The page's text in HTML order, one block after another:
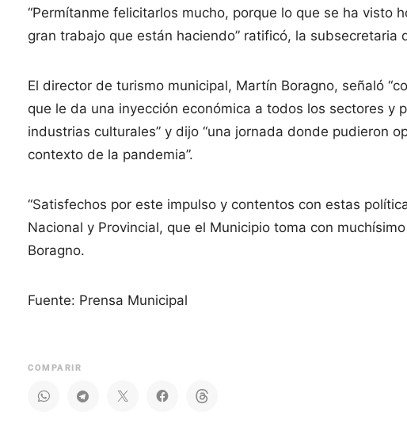
“Permítanme felicitarlos mucho, porque lo que se ha visto
gran trabajo que están haciendo” ratificó, la
El director de turismo municipal, Martín Boragno, señaló
que le da una inyección económica a todos los sectores y
industrias culturales” y dijo “una jornada donde pudieron
contexto de la pandemia”.
“Satisfechos por este impulso y contentos con estas
Nacional y Provincial, que el Municipio toma con
Boragno.
Fuente: Prensa Municipal
COMPARIR